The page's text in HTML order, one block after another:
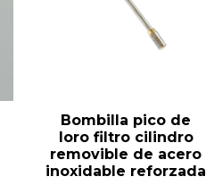
Bombilla pico de
loro filtro cilindro
removible de acero
inoxidable reforzada